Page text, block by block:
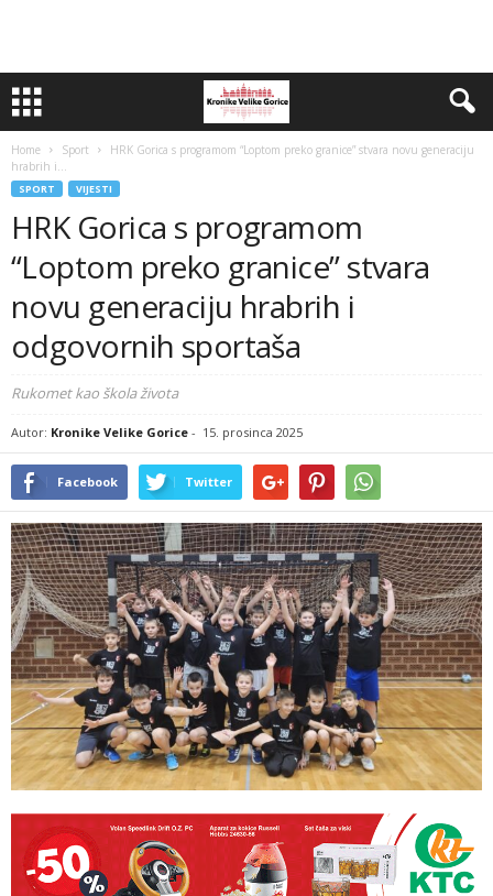
Home Sport
HRK Gorica s programom “Loptom preko granice” stvara novu generaciju
hrabrih i...
SPORT VIJESTI
HRK Gorica s programom
“Loptom preko granice” stvara
novu generaciju hrabrih i
odgovornih sportaša
Rukomet kao škola života
Autor: Kronike Velike Gorice - 15. prosinca 2025
Facebook Twitter